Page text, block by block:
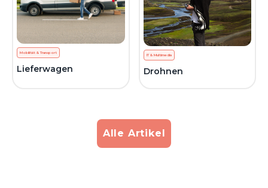
Mobilität & Transport
Lieferwagen
IT & Multimedia
Drohnen
Alle Artikel